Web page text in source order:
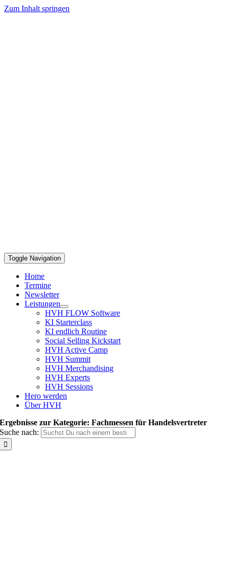
Zum Inhalt springen
Toggle Navigation
Home
Termine
Newsletter
Leistungen
HVH FLOW Software
KI Starterclass
KI endlich Routine
Social Selling Kickstart
HVH Active Camp
HVH Summit
HVH Merchandising
HVH Experts
HVH Sessions
Hero werden
Über HVH
Ergebnisse zur Kategorie: Fachmessen für Handelsvertreter
Suche nach: